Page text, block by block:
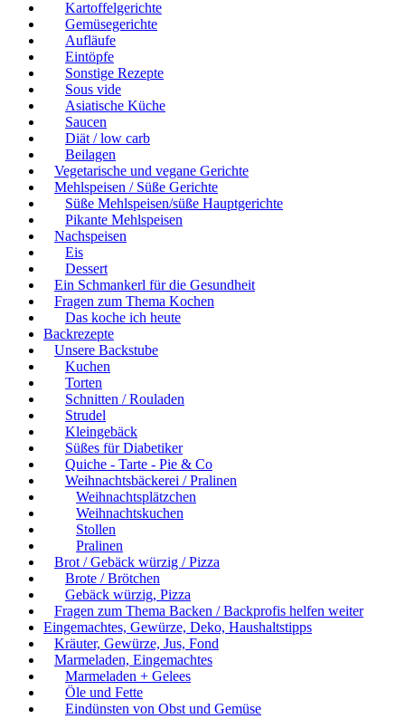
Kartoffelgerichte
Gemüsegerichte
Aufläufe
Eintöpfe
Sonstige Rezepte
Sous vide
Asiatische Küche
Saucen
Diät / low carb
Beilagen
Vegetarische und vegane Gerichte
Mehlspeisen / Süße Gerichte
Süße Mehlspeisen/süße Hauptgerichte
Pikante Mehlspeisen
Nachspeisen
Eis
Dessert
Ein Schmankerl für die Gesundheit
Fragen zum Thema Kochen
Das koche ich heute
Backrezepte
Unsere Backstube
Kuchen
Torten
Schnitten / Rouladen
Strudel
Kleingebäck
Süßes für Diabetiker
Quiche - Tarte - Pie & Co
Weihnachtsbäckerei / Pralinen
Weihnachtsplätzchen
Weihnachtskuchen
Stollen
Pralinen
Brot / Gebäck würzig / Pizza
Brote / Brötchen
Gebäck würzig, Pizza
Fragen zum Thema Backen / Backprofis helfen weiter
Eingemachtes, Gewürze, Deko, Haushaltstipps
Kräuter, Gewürze, Jus, Fond
Marmeladen, Eingemachtes
Marmeladen + Gelees
Öle und Fette
Eindünsten von Obst und Gemüse